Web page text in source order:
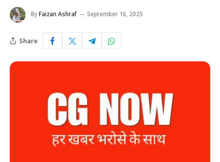
ByFaizan Ashraf September 16, 2025
Share